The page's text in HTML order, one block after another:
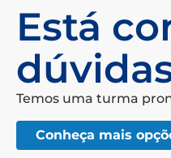
Está
Temos uma turma
Conheça mais